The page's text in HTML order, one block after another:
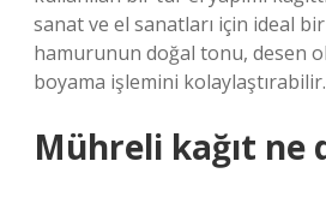
sanat ve el sanatları için ideal
hamurunun doğal tonu, desen
boyama işlemini kolaylaştırabilir.
Mühreli kağıt ne